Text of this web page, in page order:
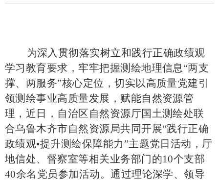
为深入贯彻落实树立和践行正确政绩观
学习教育要求，牢牢把握测绘地理信息“两支
撑、两服务”核心定位，切实以高质量党建引
领测绘事业高质量发展，赋能自然资源管
理，近日，自治区自然资源厅国土测绘处联
合乌鲁木齐市自然资源局共同开展“践行正确
政绩观•提升测绘保障能力”主题党日活动，厅
地信处、督察室等相关业务部门的10个支部
40余名党员参加活动。通过理论深学、领导